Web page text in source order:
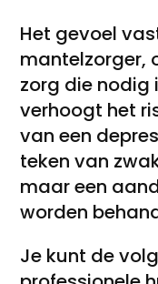
Het gevoel
mantelzorger,
zorg die nodig
verhoogt het
van een
teken van
maar een
worden
Je kunt de